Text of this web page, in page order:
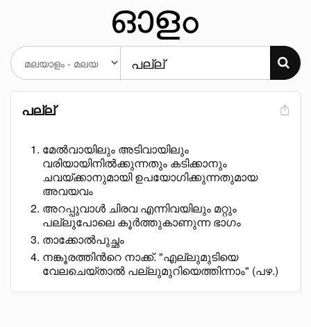
പല്ല്
മേൽവായിലും അടിവായിലും
വരിയായിനിൽക്കുന്നതും കടിക്കാനും
ചവയ്ക്കാനുമായി ഉപയോഗിക്കുന്നതുമായ
അവയവം
അറപ്പുവാൾ ചിരവ എന്നിവയിലും മറ്റും
പല്ലുപോലെ കൂർത്തുകാണുന്ന ഭാഗം
താക്കോൽപുച്ഛം
നങ്കൂരത്തിൻറെ നാക്ക്. "എല്ലുമുടിയെ
വേലചെയ്താൽ പല്ലുമുറിയെത്തിന്നാം" (പഴ.)